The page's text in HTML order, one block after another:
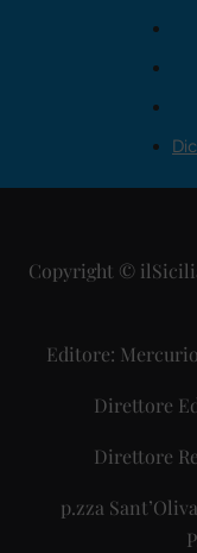
Copyright ©
Editore:
Direttore
Direttore
p.zza